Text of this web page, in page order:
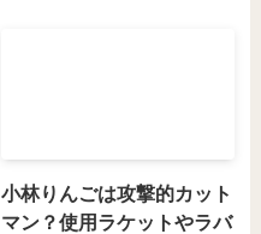
小林りんごは攻撃的カット
マン？使用ラケットやラバ